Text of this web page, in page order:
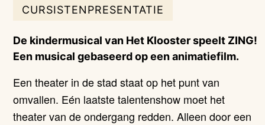
CURSISTENPRESENTATIE
De kindermusical van Het Klooster speelt ZING!
Een musical gebaseerd op een animatiefilm.
Een theater in de stad staat op het punt van
omvallen. Eén laatste talentenshow moet het
theater van de ondergang redden. Alleen door een